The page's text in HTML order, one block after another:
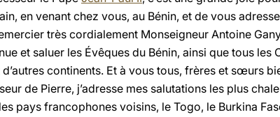
en venant chez vous, au Bénin, et de vous
très cordialement Monseigneur Antoine
et saluer les Évêques du Bénin, ainsi que tous les
continents. Et à vous tous, frères et sœurs
de Pierre, j’adresse mes salutations les plus
pays francophones voisins, le Togo, le Burkina